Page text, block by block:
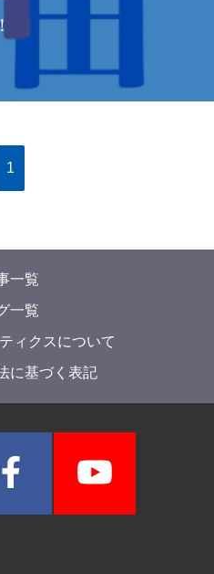
1
一覧
一覧
ィクスについて
に基づく表記